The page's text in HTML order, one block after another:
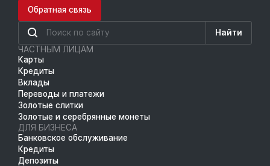
Обратная связь
Найти
ЧАСТНЫМ ЛИЦАМ
Карты
Кредиты
Вклады
Переводы и платежи
Золотые слитки
Золотые и серебрянные монеты
ДЛЯ БИЗНЕСА
Банковское обслуживание
Кредиты
Депозиты